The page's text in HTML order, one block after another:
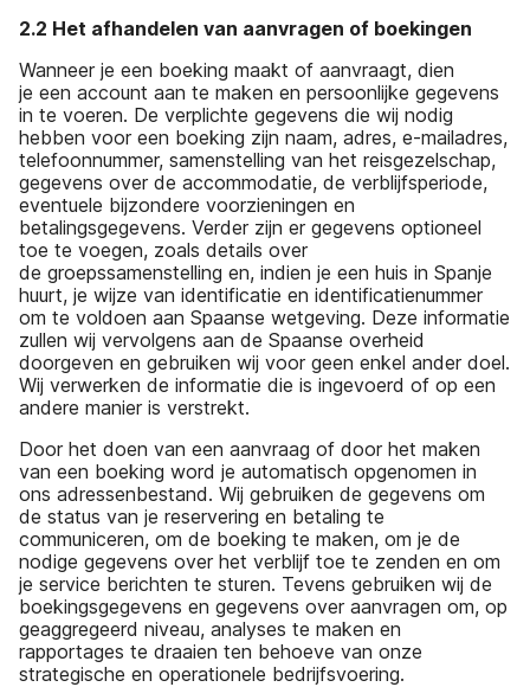
2.2 Het afhandelen van aanvragen of boekingen
Wanneer je een boeking maakt of aanvraagt, dien
je een account aan te maken en persoonlijke gegevens
in te voeren. De verplichte gegevens die wij nodig
hebben voor een boeking zijn naam, adres, e-mailadres,
telefoonnummer, samenstelling van het reisgezelschap,
gegevens over de accommodatie, de verblijfsperiode,
eventuele bijzondere voorzieningen en
betalingsgegevens. Verder zijn er gegevens optioneel
toe te voegen, zoals details over
de groepssamenstelling en, indien je een huis in Spanje
huurt, je wijze van identificatie en identificatienummer
om te voldoen aan Spaanse wetgeving. Deze informatie
zullen wij vervolgens aan de Spaanse overheid
doorgeven en gebruiken wij voor geen enkel ander doel.
Wij verwerken de informatie die is ingevoerd of op een
andere manier is verstrekt.
Door het doen van een aanvraag of door het maken
van een boeking word je automatisch opgenomen in
ons adressenbestand. Wij gebruiken de gegevens om
de status van je reservering en betaling te
communiceren, om de boeking te maken, om je de
nodige gegevens over het verblijf toe te zenden en om
je service berichten te sturen. Tevens gebruiken wij de
boekingsgegevens en gegevens over aanvragen om, op
geaggregeerd niveau, analyses te maken en
rapportages te draaien ten behoeve van onze
strategische en operationele bedrijfsvoering.